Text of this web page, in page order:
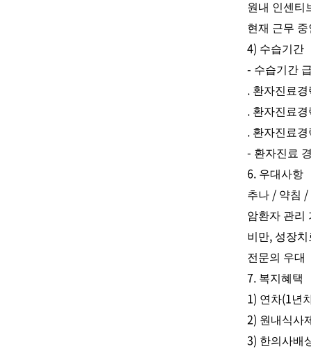
원내 인센티
현재 근무
4) 수습기간
- 수습기간
. 환자진료
. 환자진료
. 환자진료
- 환자진료
6. 우대사항
추나 / 약침 /
암환자 관리
비만, 성장치
전문의 우대
7. 복지혜택
1) 연차(1 년
2) 원내식사
3) 한의사배